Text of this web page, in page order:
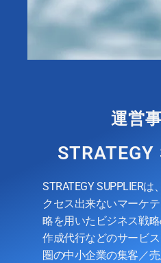
運営
STRATEGY
STRATEGY SUPPLIERは、
クセス出来ないマーケ
略を用いたビジネス戦
作成代行などのサービ
圏の中小企業の集客／